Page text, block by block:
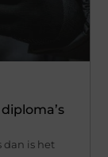
dan is het